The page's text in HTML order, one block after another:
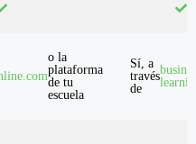
o la
plataforma
de tu
escuela
Sí, a
través
de